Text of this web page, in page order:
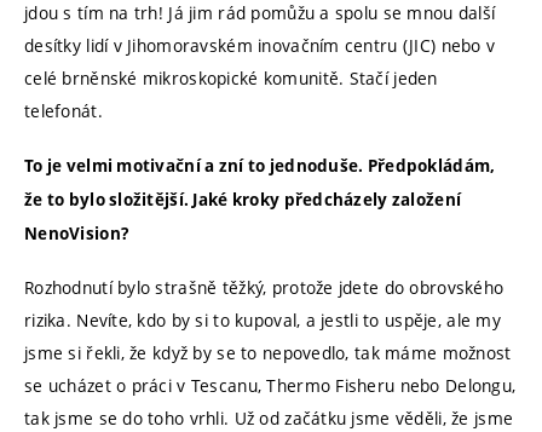
jdou s tím na trh! Já jim rád pomůžu a spolu se mnou další
desítky lidí v Jihomoravském inovačním centru (JIC) nebo v
celé brněnské mikroskopické komunitě. Stačí jeden
telefonát.
To je velmi motivační a zní to jednoduše. Předpokládám,
že to bylo složitější. Jaké kroky předcházely založení
NenoVision?
Rozhodnutí bylo strašně těžký, protože jdete do obrovského
rizika. Nevíte, kdo by si to kupoval, a jestli to uspěje, ale my
jsme si řekli, že když by se to nepovedlo, tak máme možnost
se ucházet o práci v Tescanu, Thermo Fisheru nebo Delongu,
tak jsme se do toho vrhli. Už od začátku jsme věděli, že jsme